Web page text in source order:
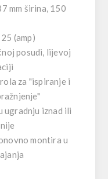
mm širina, 150
(amp)
posudi, lijevoj
za "ispiranje i
ugradnju iznad ili
montira u